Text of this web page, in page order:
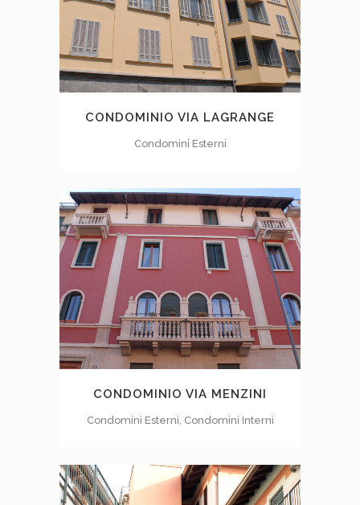
CONDOMINIO VIA LAGRANGE
Condomini Esterni
CONDOMINIO VIA MENZINI
Condomini Esterni, Condomini Interni